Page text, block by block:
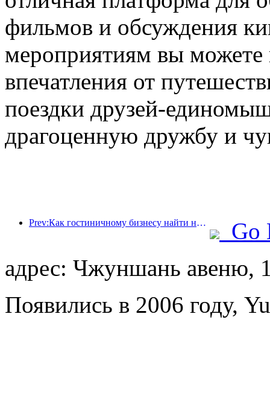
фильмов и обсуждения
мероприятиям вы можете
впечатления от
поездки друзей-
драгоценную дружбу и
Prev:Как гостиничному бизнесу найти новые точки роста в условиях глобализации?
Go
адрес: Чжуншань авеню,
Появились в 2006 году,